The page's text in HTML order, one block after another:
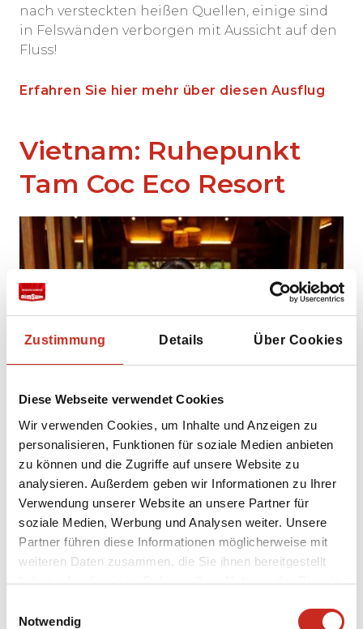
Zustimmung Details Über Cookies
Diese Webseite verwendet Cookies
Wir verwenden Cookies, um Inhalte und Anzeigen zu
personalisieren, Funktionen für soziale Medien anbieten
zu können und die Zugriffe auf unsere Website zu
analysieren. Außerdem geben wir Informationen zu Ihrer
Verwendung unserer Website an unsere Partner für
soziale Medien, Werbung und Analysen weiter. Unsere
Partner führen diese Informationen möglicherweise mit
weiteren Daten zusammen, die Sie ihnen bereitgestellt
haben oder die sie im Rahmen Ihrer Nutzung der Dienste
Notwendig
nach versteckten heißen Quellen, einige sind
in Felswänden verborgen mit Aussicht auf den
Fluss!
Erfahren Sie hier mehr über diesen Ausflug
Vietnam: Ruhepunkt
Tam Coc Eco Resort
Möchten Sie einen Ruhepunkt auf Ihrer Reise
durch Vietnam? Dann entscheiden Sie sich für
einige Nächte imTam Coc Eco Resort, das weit
entfernt vom ganzen Trubel mitten in den
Reisfeldern liegt. Das Resort ist
im traditionellen Stil der Tonkin-Bauern erbaut
Autostunden von Hanoi entfernt und in der